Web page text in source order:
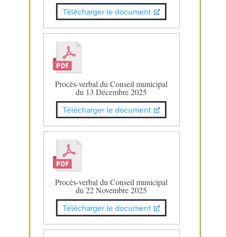
Télécharger le document
Procès-verbal du Conseil municipal
du 13 Décembre 2025
Télécharger le document
Procès-verbal du Conseil municipal
du 22 Novembre 2025
Télécharger le document